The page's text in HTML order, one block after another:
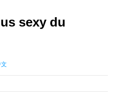
sexy du